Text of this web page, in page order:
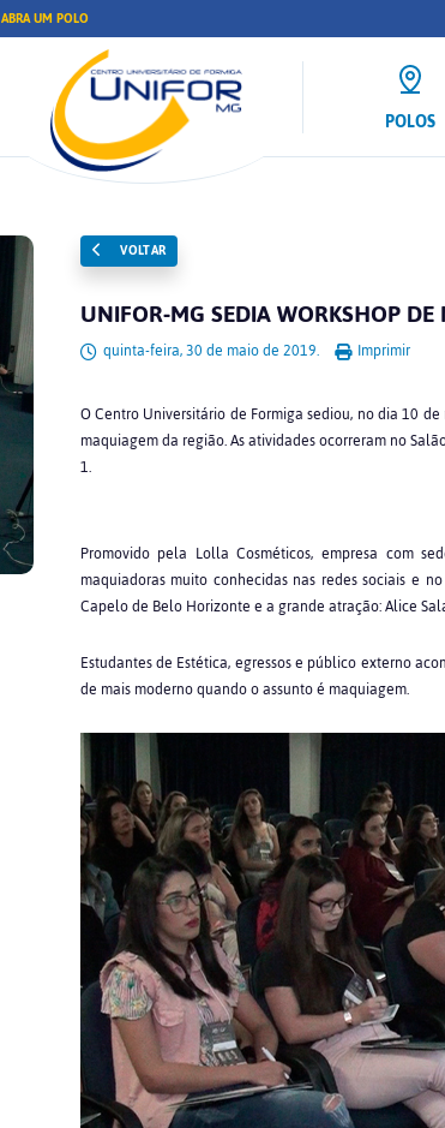
ABRA UM POLO
POLOS
VOLTAR
UNIFOR-MG SEDIA WORKSHOP
quinta-feira, 30 de maio de 2019. Imprimir
O Centro Universitário de Formiga sediou, no dia 10
maquiagem da região. As atividades ocorreram no
1.
Promovido pela Lolla Cosméticos, empresa com
maquiadoras muito conhecidas nas redes sociais e
Capelo de Belo Horizonte e a grande atração: Alice
Estudantes de Estética, egressos e público externo
de mais moderno quando o assunto é maquiagem.